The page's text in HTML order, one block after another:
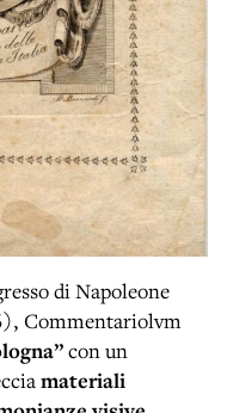
di Napoleone
Commentariolvm
con un
materiali